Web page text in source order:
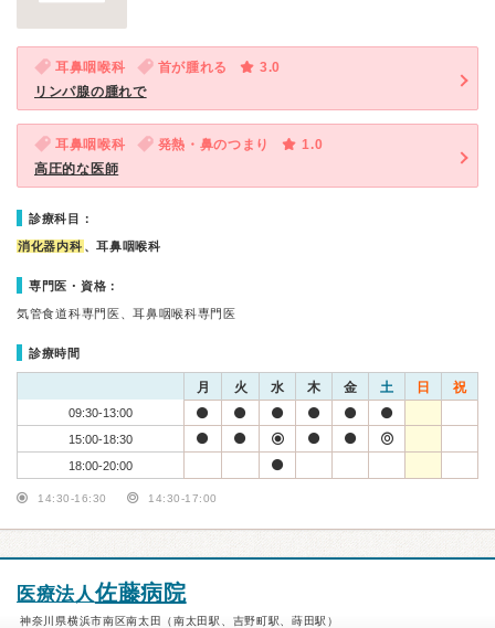
耳鼻咽喉科 首が腫れる
3.0
リンパ腺の腫れで
耳鼻咽喉科 発熱・鼻のつまり
1.0
高圧的な医師
診療科目：
消化器内科 、耳鼻咽喉科
専門医・資格：
気管食道科専門医、耳鼻咽喉科専門医
診療時間
月 火 水 木 金 土 日 祝
09:30-13:00
15:00-18:30
18:00-20:00
14:30-16:30 14:30-17:00
医療法人佐藤病院
神奈川県横浜市南区南太田（南太田駅、吉野町駅、蒔田駅）